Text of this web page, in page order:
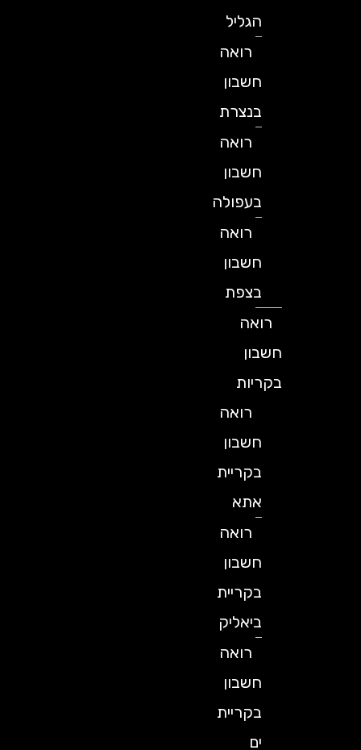
הגליל
רואה
חשבון
בנצרת
רואה
חשבון
בעפולה
רואה
חשבון
בצפת
רואה
חשבון
בקריות
רואה
חשבון
בקריית
אתא
רואה
חשבון
בקריית
ביאליק
רואה
חשבון
בקריית